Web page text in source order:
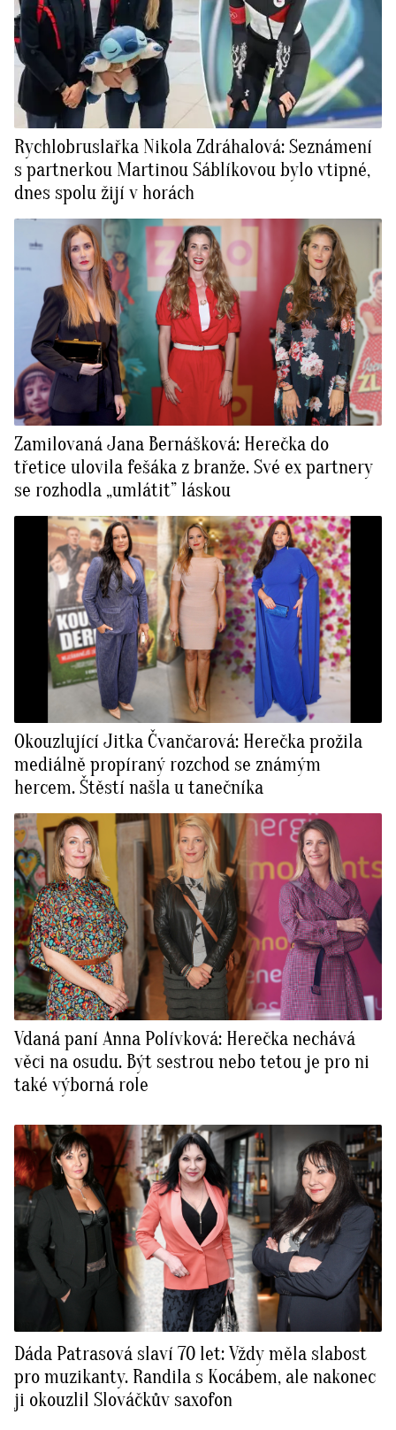
Rychlobruslařka Nikola Zdráhalová: Seznámení
s partnerkou Martinou Sáblíkovou bylo vtipné,
dnes spolu žijí v horách
Zamilovaná Jana Bernášková: Herečka do
třetice ulovila fešáka z branže. Své ex partnery
se rozhodla „umlátit” láskou
Okouzlující Jitka Čvančarová: Herečka prožila
mediálně propíraný rozchod se známým
hercem. Štěstí našla u tanečníka
Vdaná paní Anna Polívková: Herečka nechává
věci na osudu. Být sestrou nebo tetou je pro ni
také výborná role
Dáda Patrasová slaví 70 let: Vždy měla slabost
pro muzikanty. Randila s Kocábem, ale nakonec
ji okouzlil Slováčkův saxofon